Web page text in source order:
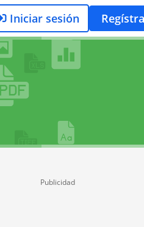
Iniciar sesión
Publicidad